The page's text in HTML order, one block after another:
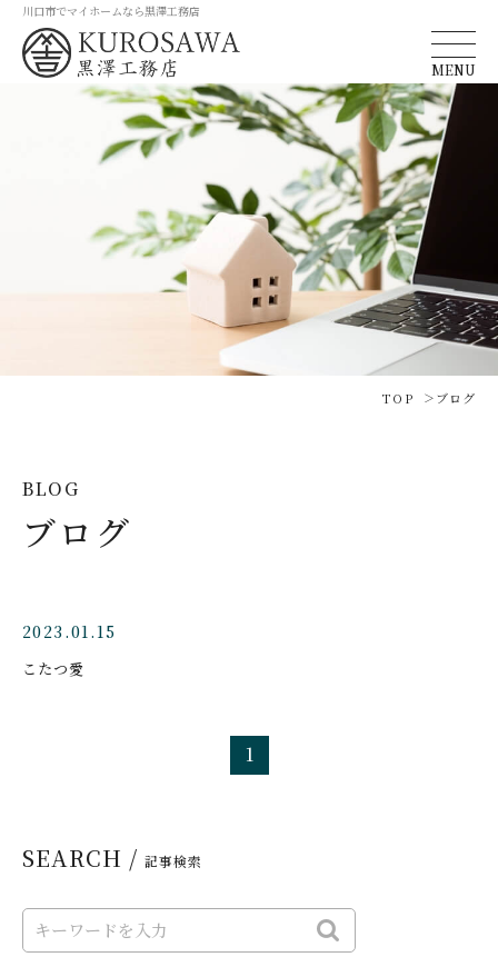
川口市でマイホームなら黒澤工務店
MENU
TOP ブログ
BLOG
ブログ
2023.01.15
こたつ愛
1
SEARCH / 記事検索